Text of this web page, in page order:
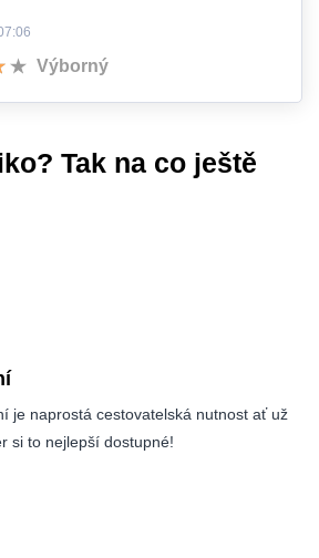
Výborný
Tak na co ještě
je naprostá cestovatelská nutnost ať už
si to nejlepší dostupné!